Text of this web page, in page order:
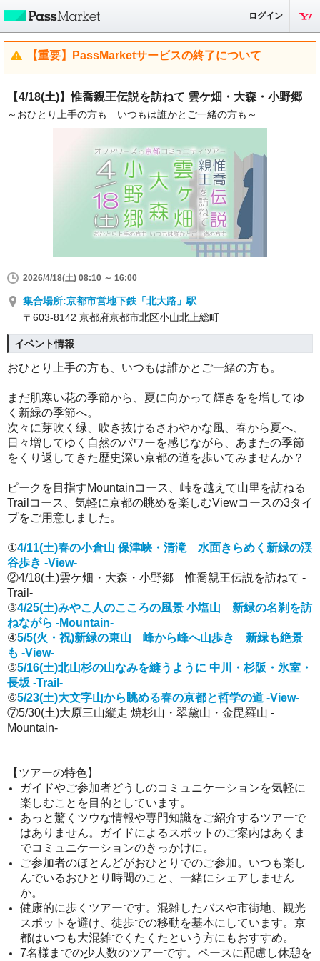
ログイン
【重要】PassMarketサービスの終了について
【4/18(土)】惟喬親王伝説を訪ねて 雲ケ畑・大森・小野郷
～おひとり上手の方も いつもは誰かとご一緒の方も～
2026/4/18(土) 08:10 ～ 16:00
集合場所:京都市営地下鉄「北大路」駅
〒603-8142 京都府京都市北区小山北上総町
イベント情報
おひとり上手の方も、いつもは誰かとご一緒の方も。
まだ肌寒い花の季節から、夏に向かって輝きをを増してゆ
く新緑の季節へ。
次々に芽吹く緑、吹き抜けるさわやかな風、春から夏へ、
日々増してゆく自然のパワーを感じながら、あまたの季節
をくり返してきた歴史深い京都の道を歩いてみませんか？
ピークを目指すMountainコース、峠を越えて山里を訪ねる
Trailコース、気軽に京都の眺めを楽しむViewコースの3タイ
プをご用意しました。
①4/11(土)春の小倉山 保津峡・清滝 水面きらめく新緑の渓
谷歩き -View-
②4/18(土)雲ケ畑・大森・小野郷 惟喬親王伝説を訪ねて -
Trail-
③4/25(土)みやこ人のこころの風景 小塩山 新緑の名刹を訪
ねながら -Mountain-
④5/5(火・祝)新緑の東山 峰から峰へ山歩き 新緑も絶景
も -View-
⑤5/16(土)北山杉の山なみを縫うように 中川・杉阪・氷室・
長坂 -Trail-
⑥5/23(土)大文字山から眺める春の京都と哲学の道 -View-
⑦5/30(土)大原三山縦走 焼杉山・翠黛山・金毘羅山 -
Mountain-
【ツアーの特色】
ガイドやご参加者どうしのコミュニケーションを気軽に
楽しむことを目的としています。
あっと驚くツウな情報や専門知識をご紹介するツアーで
はありません。ガイドによるスポットのご案内はあくま
でコミュニケーションのきっかけに。
ご参加者のほとんどがおひとりでのご参加。いつも楽し
んでいるおひとり時間のこと、一緒にシェアしません
か。
健康的に歩くツアーです。混雑したバスや市街地、観光
スポットを避け、徒歩での移動を基本にしています。京
都はいつも大混雑でくたくたという方にもおすすめ。
7名様までの少人数のツアーです。ペースに配慮し休憩を